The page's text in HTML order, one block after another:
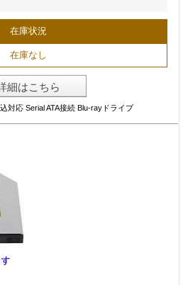
在庫状況
在庫なし
細はこちら
対応 Serial ATA接続 Blu-rayドライブ